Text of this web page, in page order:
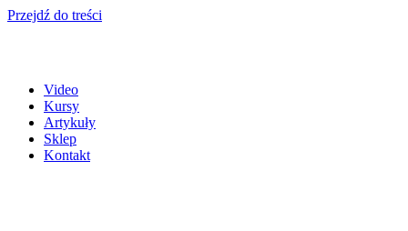
Przejdź do treści
Video
Kursy
Artykuły
Sklep
Kontakt